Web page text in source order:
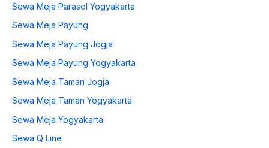
Sewa Meja Parasol Yogyakarta
Sewa Meja Payung
Sewa Meja Payung Jogja
Sewa Meja Payung Yogyakarta
Sewa Meja Taman Jogja
Sewa Meja Taman Yogyakarta
Sewa Meja Yogyakarta
Sewa Q Line